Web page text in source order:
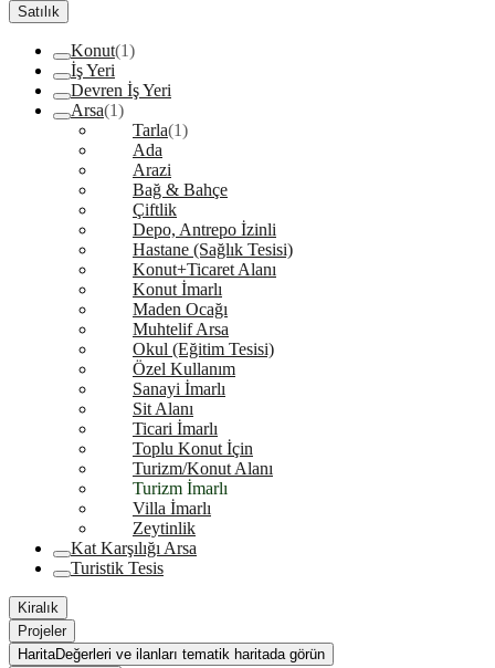
Satılık
Konut(1)
İş Yeri
Devren İş Yeri
Arsa(1)
Tarla(1)
Ada
Arazi
Bağ & Bahçe
Çiftlik
Depo, Antrepo İzinli
Hastane (Sağlık Tesisi)
Konut+Ticaret Alanı
Konut İmarlı
Maden Ocağı
Muhtelif Arsa
Okul (Eğitim Tesisi)
Özel Kullanım
Sanayi İmarlı
Sit Alanı
Ticari İmarlı
Toplu Konut İçin
Turizm/Konut Alanı
Turizm İmarlı
Villa İmarlı
Zeytinlik
Kat Karşılığı Arsa
Turistik Tesis
Kiralık
Projeler
HaritaDeğerleri ve ilanları tematik haritada görün